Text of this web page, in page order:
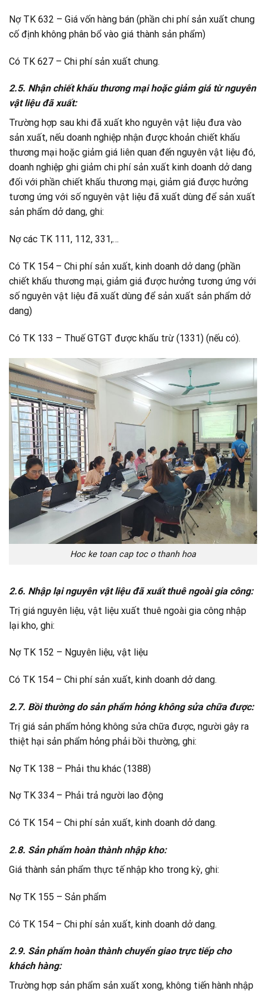
Nợ TK 632 – Giá vốn hàng bán (phần chi phí sản xuất chung
cố định không phân bổ vào giá thành sản phẩm)
Có TK 627 – Chi phí sản xuất chung.
2.5. Nhận chiết khấu thương mại hoặc giảm giá từ nguyên
vật liệu đã xuất:
Trường hợp sau khi đã xuất kho nguyên vật liệu đưa vào
sản xuất, nếu doanh nghiệp nhận được khoản chiết khấu
thương mại hoặc giảm giá liên quan đến nguyên vật liệu đó,
doanh nghiệp ghi giảm chi phí sản xuất kinh doanh dở dang
đối với phần chiết khấu thương mại, giảm giá được hưởng
tương ứng với số nguyên vật liệu đã xuất dùng để sản xuất
sản phẩm dở dang, ghi:
Nợ các TK 111, 112, 331,…
Có TK 154 – Chi phí sản xuất, kinh doanh dở dang (phần
chiết khấu thương mại, giảm giá được hưởng tương ứng với
số nguyên vật liệu đã xuất dùng để sản xuất sản phẩm dở
dang)
Có TK 133 – Thuế GTGT được khấu trừ (1331) (nếu có).
Hoc ke toan cap toc o thanh hoa
2.6. Nhập lại nguyên vật liệu đã xuất thuê ngoài gia công:
Trị giá nguyên liệu, vật liệu xuất thuê ngoài gia công nhập
lại kho, ghi:
Nợ TK 152 – Nguyên liệu, vật liệu
Có TK 154 – Chi phí sản xuất, kinh doanh dở dang.
2.7. Bồi thường do sản phẩm hỏng không sửa chữa được:
Trị giá sản phẩm hỏng không sửa chữa được, người gây ra
thiệt hại sản phẩm hỏng phải bồi thường, ghi:
Nợ TK 138 – Phải thu khác (1388)
Nợ TK 334 – Phải trả người lao động
Có TK 154 – Chi phí sản xuất, kinh doanh dở dang.
2.8. Sản phẩm hoàn thành nhập kho:
Giá thành sản phẩm thực tế nhập kho trong kỳ, ghi:
Nợ TK 155 – Sản phẩm
Có TK 154 – Chi phí sản xuất, kinh doanh dở dang.
2.9. Sản phẩm hoàn thành chuyển giao trực tiếp cho
khách hàng:
Trường hợp sản phẩm sản xuất xong, không tiến hành nhập